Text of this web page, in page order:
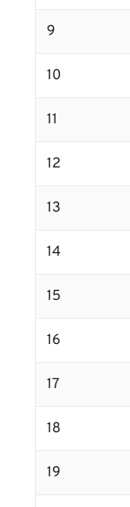
9
10
11
12
13
14
15
16
17
18
19